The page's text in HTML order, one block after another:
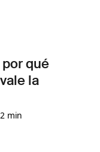
qué
la
min